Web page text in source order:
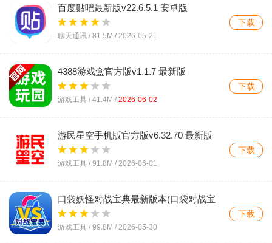
百度贴吧最新版v22.6.5.1 安卓版
聊天通讯 / 81.5M / 2026-05-21
下载
4388游戏盒官方版v1.1.7 最新版
游戏工具 / 41.4M / 2026-06-02
下载
游民星空手机版官方版v6.32.70 最新版
游戏工具 / 91.8M / 2026-06-01
下载
口袋妖怪对战宝典最新版本(口袋对战宝
典)v14.5.0 最新版
游戏工具 / 99.8M / 2026-05-30
下载